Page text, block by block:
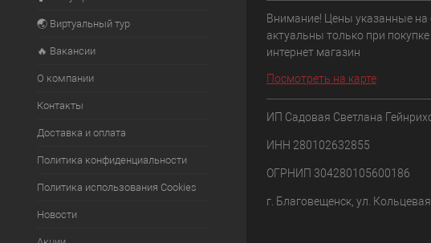
🌏 Виртуальный тур
🔥 Вакансии
О компании
Контакты
Доставка и оплата
Политика конфиденциальности
Политика использования Cookies
Новости
Внимание! Цены указанные на
актуальны только при покупке
интернет магазин
Посмотреть на карте
ИП Садовая Светлана
ИНН 280102632855
ОГРНИП 304280105600186
г. Благовещенск, ул.